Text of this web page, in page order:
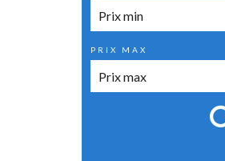
PRIX MAX